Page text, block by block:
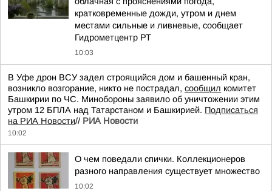
кратковременные дожди, утром и днем
местами сильные и ливневые, сообщает
Гидрометцентр РТ
10:03
В Уфе дрон ВСУ задел строящийся дом и башенный кран,
возникло возгорание, никто не пострадал, сообщил комитет
Башкирии по ЧС. Минобороны заявило об уничтожении этим
утром 12 БПЛА над Татарстаном и Башкирией. Подписаться
на РИА Новости// РИА Новости
10:02
О чем поведали спички. Коллекционеров
разного направления существует множество
10:02